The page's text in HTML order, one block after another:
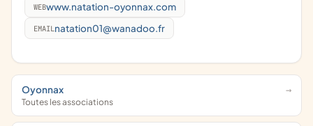
WEBwww.natation-oyonnax.com
EMAIL natation01@wanadoo.fr
Oyonnax
Toutes les associations